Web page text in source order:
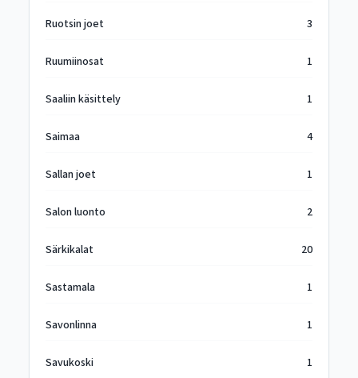
Ruotsin joet 3
Ruumiinosat 1
Saaliin käsittely 1
Saimaa 4
Sallan joet 1
Salon luonto 2
Särkikalat 20
Sastamala 1
Savonlinna 1
Savukoski 1